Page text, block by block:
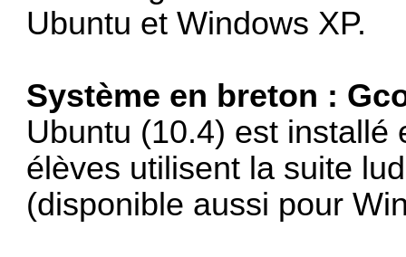
Ubuntu et Windows XP.
Système en breton :
Ubuntu (10.4) est installé
élèves utilisent la suite
(disponible aussi pour